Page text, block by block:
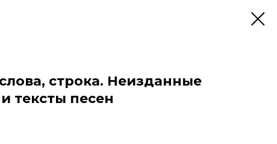
строка. Неизданные
тексты песен